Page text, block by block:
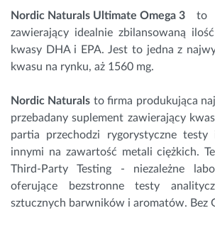
Nordic Naturals Ultimate Omega 3 to
zawierający idealnie zbilansowaną
kwasy DHA i EPA. Jest to jedna z
kwasu na rynku, aż 1560 mg.
Nordic Naturals to firma produkująca
przebadany suplement zawierający
partia przechodzi rygorystyczne testy
innymi na zawartość metali ciężkich.
Third-Party Testing - niezależne
oferujące bezstronne testy
sztucznych barwników i aromatów. Bez